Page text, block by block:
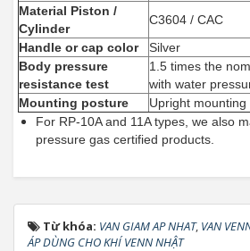
Material Piston /
Cylinder
C3604 / CAC
Handle or cap color
Silver
Body pressure
resistance test
1.5 times the
with water
Mounting posture
Upright
For RP-10A and 11A types, we also
pressure gas certified products.
Từ khóa: VAN GIAM AP NHAT, VAN
ÁP DÙNG CHO KHÍ VENN NHẬT